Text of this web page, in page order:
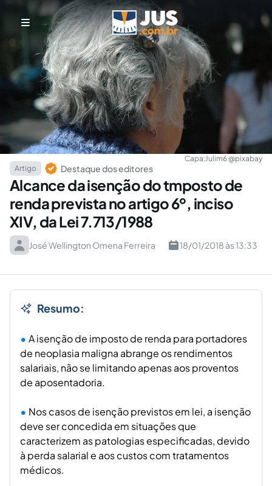
Capa:Julim6 @pixabay
Artigo
Destaque dos editores
Alcance da isenção do tmposto de
renda prevista no artigo 6º, inciso
XIV, da Lei 7.713/1988
José Wellington Omena Ferreira 18/01/2018 às 13:33
Resumo:
A isenção de imposto de renda para portadores
de neoplasia maligna abrange os rendimentos
salariais, não se limitando apenas aos proventos
de aposentadoria.
Nos casos de isenção previstos em lei, a isenção
deve ser concedida em situações que
caracterizem as patologias especificadas, devido
à perda salarial e aos custos com tratamentos
médicos.